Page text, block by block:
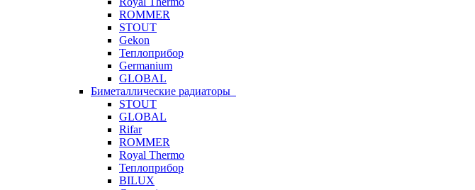
ROMMER
STOUT
Gekon
Теплоприбор
Germanium
GLOBAL
Биметаллические радиаторы
STOUT
GLOBAL
Rifar
ROMMER
Royal Thermo
Теплоприбор
BILUX